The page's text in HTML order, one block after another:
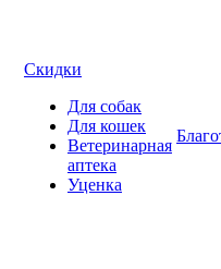
Скидки
Для собак
Для кошек
Ветеринарная
аптека
Уценка